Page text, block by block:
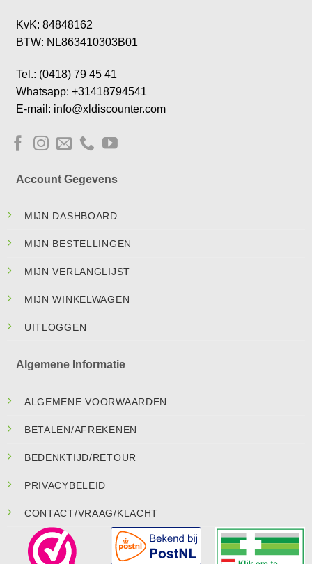
KvK: 84848162
BTW: NL863410303B01
Tel.: (0418) 79 45 41
Whatsapp: +31418794541
E-mail: info@xldiscounter.com
Account Gegevens
MIJN DASHBOARD
MIJN BESTELLINGEN
MIJN VERLANGLIJST
MIJN WINKELWAGEN
UITLOGGEN
Algemene Informatie
ALGEMENE VOORWAARDEN
BETALEN/AFREKENEN
BEDENKTIJD/RETOUR
PRIVACYBELEID
CONTACT/VRAAG/KLACHT